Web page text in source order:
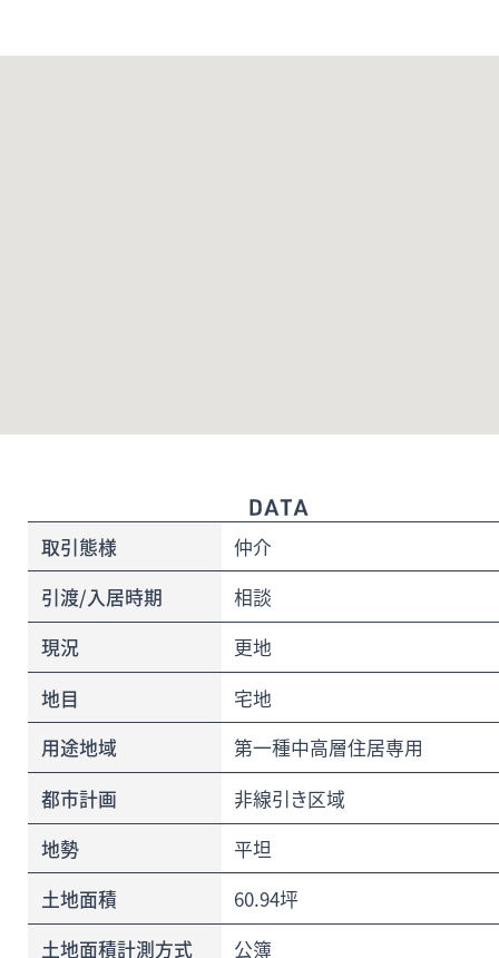
取引態様
仲介
引渡/入居時期
相談
現況
更地
地目
宅地
用途地域
第一種中高層住居専用
都市計画
非線引き区域
地勢
平坦
土地面積
60.94坪
土地面積計測方式
公簿